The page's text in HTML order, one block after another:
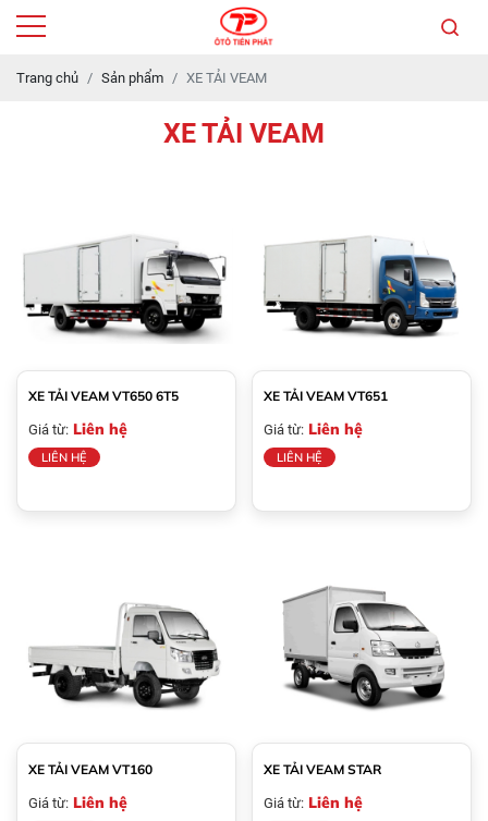
Trang chủ Sản phẩm XE TẢI VEAM
XE TẢI VEAM
XE TẢI VEAM VT650 6T5
Giá từ: Liên hệ
LIÊN HỆ
XE TẢI VEAM VT651
Giá từ: Liên hệ
LIÊN HỆ
XE TẢI VEAM VT160
Giá từ: Liên hệ
XE TẢI VEAM STAR
Giá từ: Liên hệ